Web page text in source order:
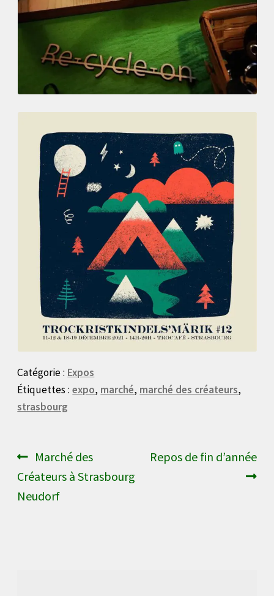
Catégorie : Expos
Étiquettes :expo, marché, marché des créateurs,
strasbourg
Navigation
de
Article
précédent :
Marché des
Créateurs à Strasbourg
Neudorf
Article
Repos de fin d’année